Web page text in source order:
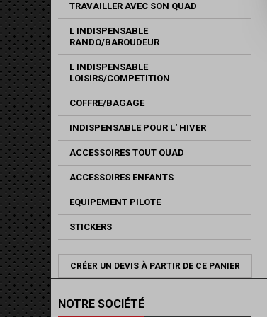
TRAVAILLER AVEC SON QUAD
L INDISPENSABLE
RANDO/BAROUDEUR
L INDISPENSABLE
LOISIRS/COMPETITION
COFFRE/BAGAGE
INDISPENSABLE POUR L' HIVER
ACCESSOIRES TOUT QUAD
ACCESSOIRES ENFANTS
EQUIPEMENT PILOTE
STICKERS
CRÉER UN DEVIS À PARTIR DE CE PANIER
NOTRE SOCIÉTÉ